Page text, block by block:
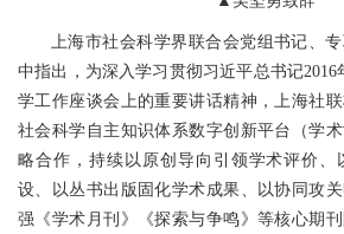
上海市社会科学界联合会党组书记、
中指出，为深入学习贯彻习近平总书记2016
学工作座谈会上的重要讲话精神，上海社
社会科学自主知识体系数字创新平台（学
略合作，持续以原创导向引领学术评价、
设、以丛书出版固化学术成果、以协同攻
强《学术月刊》《探索与争鸣》等核心期